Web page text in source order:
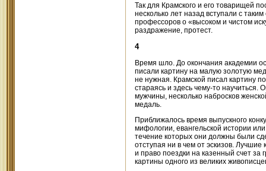
Так для Крамского и его товарищей
несколько лет назад вступали с
профессоров о «высоком и чистом
раздражение, протест.
4
Время шло. До окончания академии
писали картину на малую золотую
не нужная. Крамской писал картину
стараясь и здесь чему-то
мужчины, несколько набросков
медаль.
Приближалось время выпускного
мифологии, евангельской истории
течение которых они должны были
отступая ни в чем от эскизов.
и право поездки на казенный счет за
картины одного из великих